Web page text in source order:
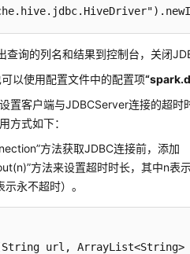
询的列名和结果到控制台，关闭
以使用配置文件中的配置项
置客户端与JDBCServer连接的超时
方式如下：
方法获取JDBC连接前，添加
方法来设置超时时长，其中n表
永不超时）。
String url, ArrayList<String>